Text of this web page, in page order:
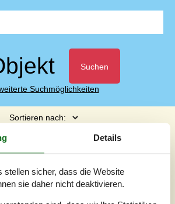
Suchen
Suchmöglichkeiten
Sortieren nach:
mit Pool und
Details
stellen sicher, dass die Website
sie daher nicht deaktivieren.